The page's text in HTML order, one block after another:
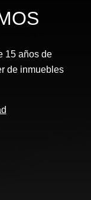
15 años de
de inmuebles